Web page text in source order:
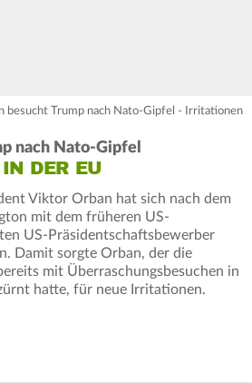
besucht Trump nach Nato-Gipfel - Irritationen
nach Nato-Gipfel
DER EU
Viktor Orban hat sich nach dem
mit dem früheren US-
US-Präsidentschaftsbewerber
Damit sorgte Orban, der die
mit Überraschungsbesuchen in
hatte, für neue Irritationen.